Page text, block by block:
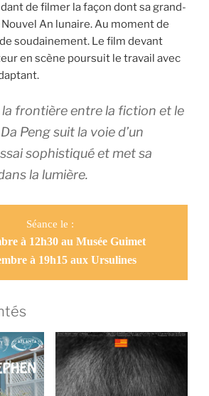
de filmer la façon dont sa grand-
An lunaire. Au moment de
soudainement. Le film devant
en scène poursuit le travail avec
la frontière entre la fiction et le
Peng suit la voie d’un
sophistiqué et met sa
la lumière.
Séance le :
à 12h30 au Musée Guimet
à 19h15 aux Ursulines